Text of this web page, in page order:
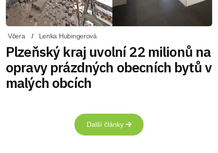
Včera Lenka Hubingerová
Plzeňský kraj uvolní 22 milionů na
opravy prázdných obecních bytů v
malých obcích
Další články